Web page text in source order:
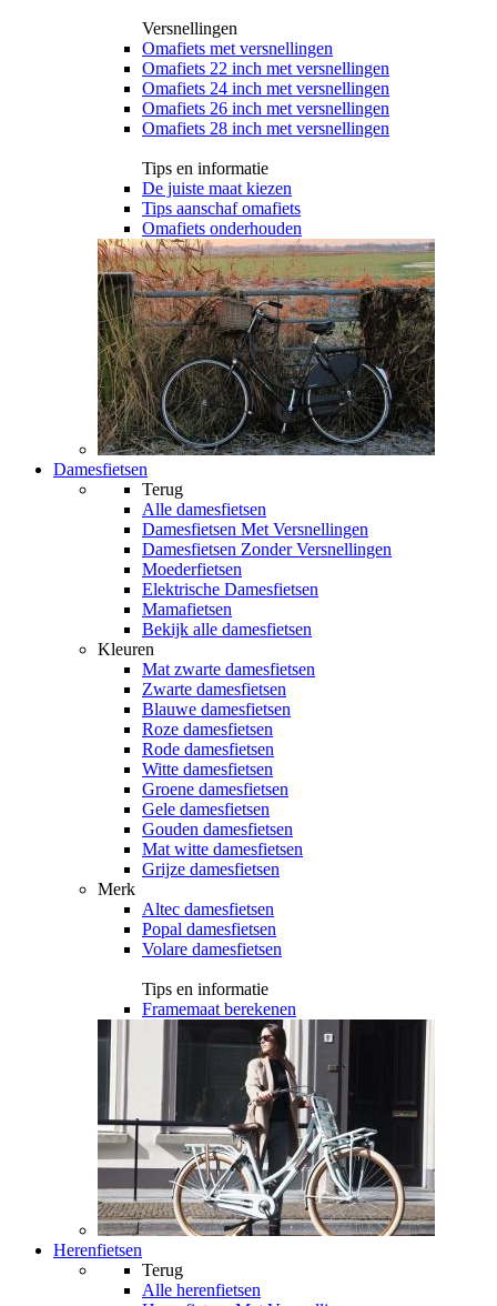
Versnellingen
Omafiets met versnellingen
Omafiets 22 inch met versnellingen
Omafiets 24 inch met versnellingen
Omafiets 26 inch met versnellingen
Omafiets 28 inch met versnellingen
Tips en informatie
De juiste maat kiezen
Tips aanschaf omafiets
Omafiets onderhouden
Damesfietsen
Terug
Alle damesfietsen
Damesfietsen Met Versnellingen
Damesfietsen Zonder Versnellingen
Moederfietsen
Elektrische Damesfietsen
Mamafietsen
Bekijk alle damesfietsen
Kleuren
Mat zwarte damesfietsen
Zwarte damesfietsen
Blauwe damesfietsen
Roze damesfietsen
Rode damesfietsen
Witte damesfietsen
Groene damesfietsen
Gele damesfietsen
Gouden damesfietsen
Mat witte damesfietsen
Grijze damesfietsen
Merk
Altec damesfietsen
Popal damesfietsen
Volare damesfietsen
Tips en informatie
Framemaat berekenen
Herenfietsen
Terug
Alle herenfietsen